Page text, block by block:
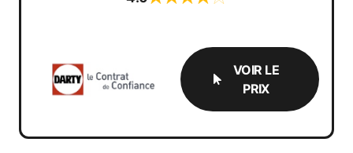
VOIR LE
PRIX